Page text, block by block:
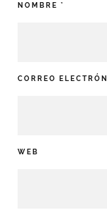
NOMBRE *
CORREO
WEB